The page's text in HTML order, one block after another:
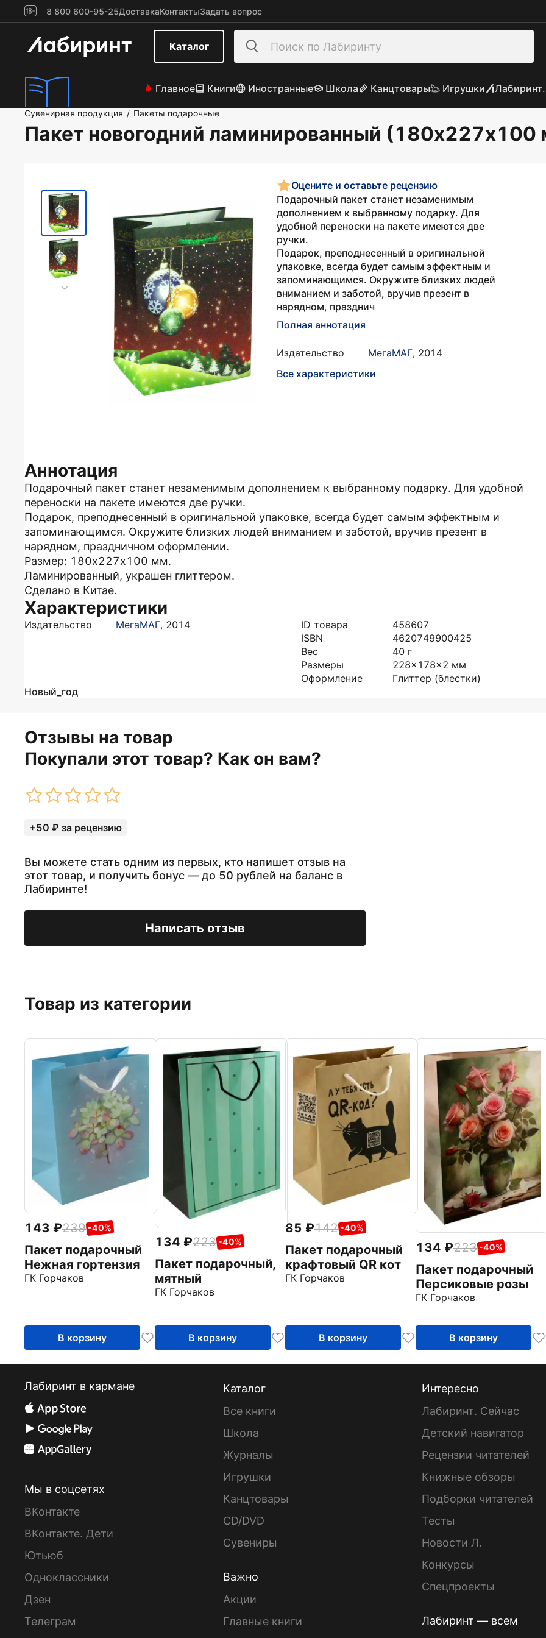
8 800 600-95-25ДоставкаКонтактыЗадать вопрос
Каталог
Главное Книги Иностранные Школа Канцтовары Игрушки
Сувенирная продукция / Пакеты подарочные
Пакет новогодний ламинированный
Оцените и оставьте рецензию
Подарочный пакет станет незаменимым
дополнением к выбранному подарку. Для
удобной переноски на пакете имеются две
ручки.
Подарок, преподнесенный в оригинальной
упаковке, всегда будет самым эффектным и
запоминающимся. Окружите близких людей
вниманием и заботой, вручив презент в
нарядном, празднич
Полная аннотация
Издательство МегаМАГ, 2014
Все характеристики
Аннотация
Подарочный пакет станет незаменимым дополнением к выбранному подарку. Для удобной
переноски на пакете имеются две ручки.
Подарок, преподнесенный в оригинальной упаковке, всегда будет самым эффектным и
запоминающимся. Окружите близких людей вниманием и заботой, вручив презент в
нарядном, праздничном оформлении.
Размер: 180х227х100 мм.
Ламинированный, украшен глиттером.
Сделано в Китае.
Характеристики
Издательство МегаМАГ, 2014 ID товара
458607
ISBN
4620749900425
Вес
40 г
Размеры
228x178x2 мм
Оформление
Глиттер (блестки)
Новый_год
Отзывы на товар
Покупали этот товар? Как он вам?
+50 ₽ за рецензию
Вы можете стать одним из первых, кто напишет отзыв на
этот товар, и получить бонус — до 50 рублей на баланс в
Лабиринте!
Написать отзыв
Товар из категории
143 239 -40%
Пакет подарочный
Нежная гортензия
ГК Горчаков
В корзину
134 223 -40%
Пакет подарочный,
мятный
ГК Горчаков
В корзину
85 142 -40%
Пакет подарочный
крафтовый QR кот
ГК Горчаков
В корзину
134 223 -40%
Пакет подарочный
Персиковые розы
ГК Горчаков
В корзину
Лабиринт в кармане
Мы в соцсетях
ВКонтакте
ВКонтакте. Дети
Ютьюб
Одноклассники
Дзен
Телеграм
Каталог
Все книги
Школа
Журналы
Игрушки
Канцтовары
CD/DVD
Сувениры
Важно
Акции
Главные книги
Интересно
Лабиринт. Сейчас
Детский навигатор
Рецензии читателей
Книжные обзоры
Подборки читателей
Тесты
Новости Л.
Конкурсы
Спецпроекты
Лабиринт — всем